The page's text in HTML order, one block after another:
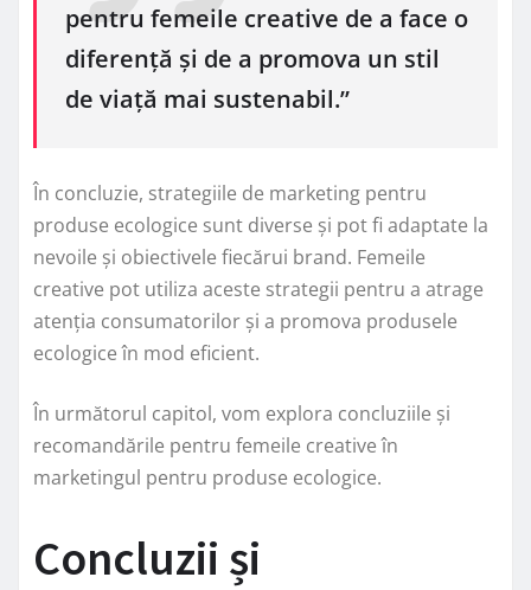
pentru femeile creative de a face o
diferență și de a promova un stil
de viață mai sustenabil.”
În concluzie, strategiile de marketing pentru
produse ecologice sunt diverse și pot fi adaptate la
nevoile și obiectivele fiecărui brand. Femeile
creative pot utiliza aceste strategii pentru a atrage
atenția consumatorilor și a promova produsele
ecologice în mod eficient.
În următorul capitol, vom explora concluziile și
recomandările pentru femeile creative în
marketingul pentru produse ecologice.
Concluzii și